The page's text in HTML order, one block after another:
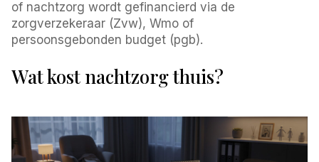
of nachtzorg wordt gefinancierd via de
zorgverzekeraar (Zvw), Wmo of
persoonsgebonden budget (pgb).
Wat kost nachtzorg thuis?